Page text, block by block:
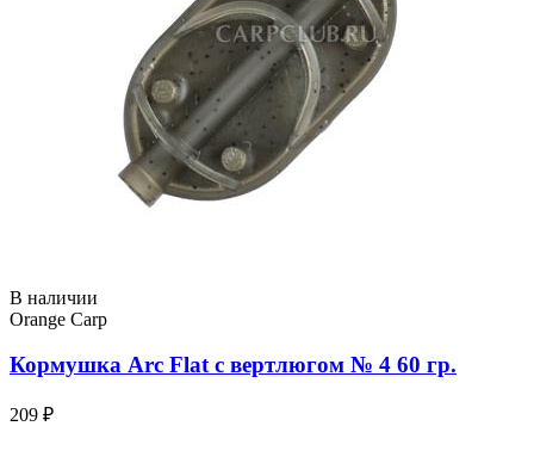
В наличии
Orange Carp
Кормушка Arc Flat с вертлюгом № 4 60 гр.
209 ₽